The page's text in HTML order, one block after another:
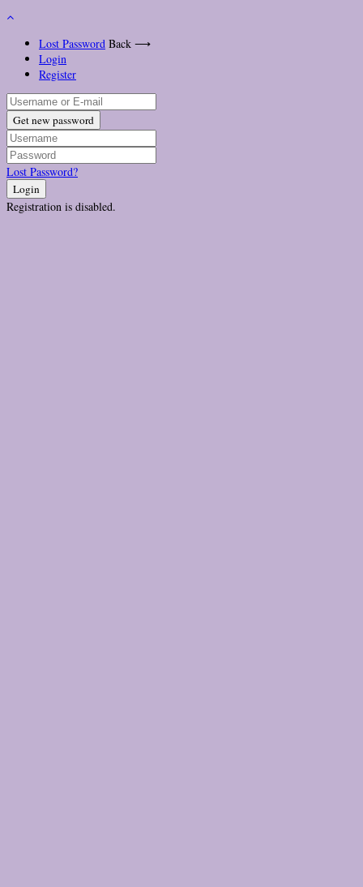
Lost Password Back ⟶
Login
Register
Get new password
Lost Password?
Login
Registration is disabled.